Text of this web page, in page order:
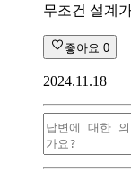
무조건 설계
좋아요 0
2024.11.18